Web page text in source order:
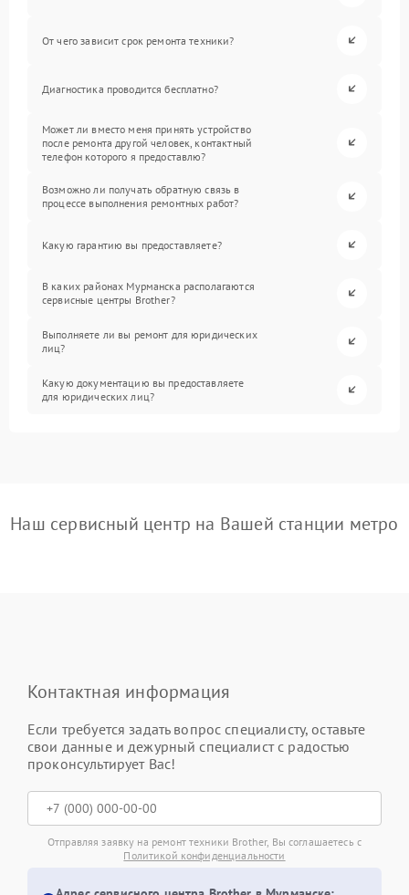
От чего зависит срок ремонта техники?
Диагностика проводится бесплатно?
Может ли вместо меня принять устройство
после ремонта другой человек, контактный
телефон которого я предоставлю?
Возможно ли получать обратную связь в
процессе выполнения ремонтных работ?
Какую гарантию вы предоставляете?
В каких районах Мурманска располагаются
сервисные центры Brother?
Выполняете ли вы ремонт для юридических
лиц?
Какую документацию вы предоставляете
для юридических лиц?
Наш сервисный центр на Вашей станции метро
Контактная информация
Если требуется задать вопрос специалисту, оставьте
свои данные и дежурный специалист с радостью
проконсультирует Вас!
Отправляя заявку на ремонт техники Brother, Вы соглашаетесь с
Политикой конфиденциальности